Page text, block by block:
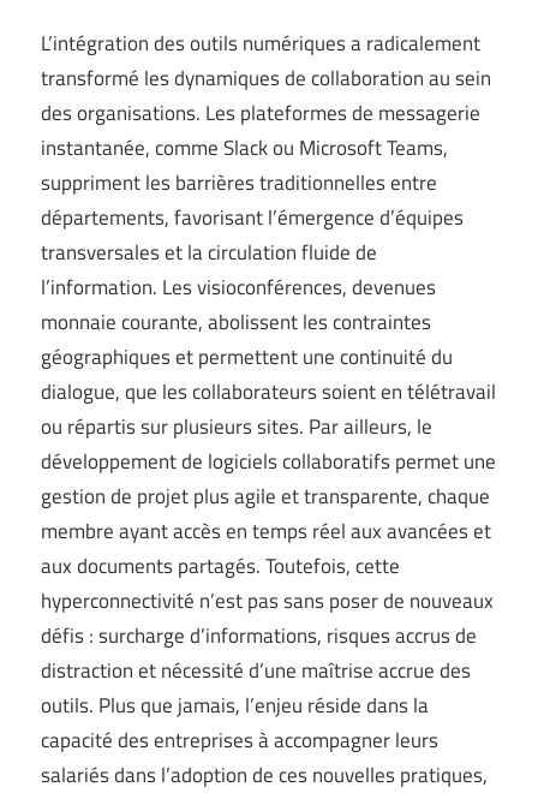
L’intégration des outils numériques a radicalement
transformé les dynamiques de collaboration au sein
des organisations. Les plateformes de messagerie
instantanée, comme Slack ou Microsoft Teams,
suppriment les barrières traditionnelles entre
départements, favorisant l’émergence d’équipes
transversales et la circulation fluide de
l’information. Les visioconférences, devenues
monnaie courante, abolissent les contraintes
géographiques et permettent une continuité du
dialogue, que les collaborateurs soient en télétravail
ou répartis sur plusieurs sites. Par ailleurs, le
développement de logiciels collaboratifs permet une
gestion de projet plus agile et transparente, chaque
membre ayant accès en temps réel aux avancées et
aux documents partagés. Toutefois, cette
hyperconnectivité n’est pas sans poser de nouveaux
défis : surcharge d’informations, risques accrus de
distraction et nécessité d’une maîtrise accrue des
outils. Plus que jamais, l’enjeu réside dans la
capacité des entreprises à accompagner leurs
salariés dans l’adoption de ces nouvelles pratiques,